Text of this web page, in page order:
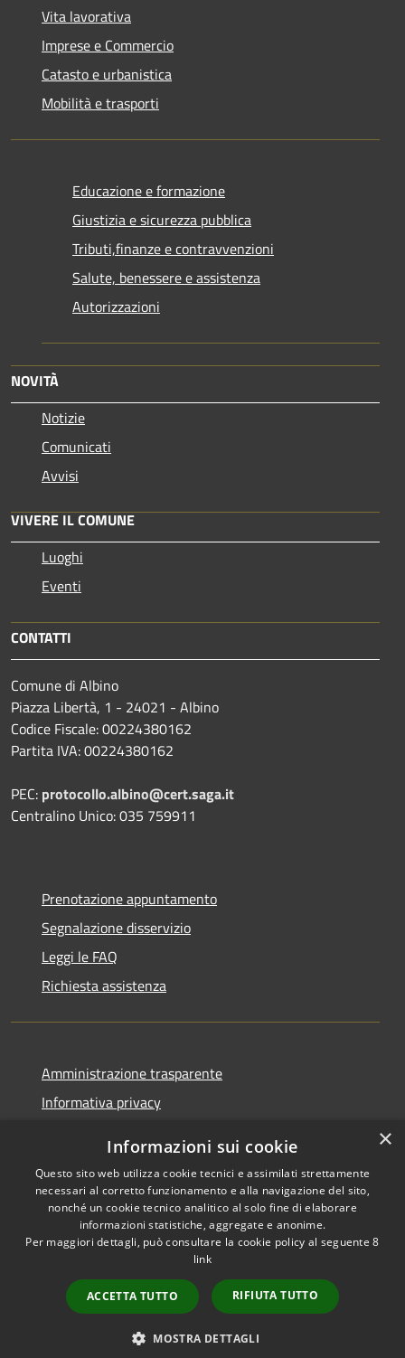
Vita lavorativa
Imprese e Commercio
Catasto e urbanistica
Mobilità e trasporti
Educazione e formazione
Giustizia e sicurezza pubblica
Tributi,finanze e contravvenzioni
Salute, benessere e assistenza
Autorizzazioni
NOVITÀ
Notizie
Comunicati
Avvisi
VIVERE IL COMUNE
Luoghi
Eventi
CONTATTI
Comune di Albino
Piazza Libertà, 1 - 24021 - Albino
Codice Fiscale: 00224380162
Partita IVA: 00224380162
PEC: protocollo.albino@cert.saga.it
Centralino Unico: 035 759911
Prenotazione appuntamento
Segnalazione disservizio
Leggi le FAQ
Richiesta assistenza
Amministrazione trasparente
Informativa privacy
Dichiarazione di accessibilità
RSS
Copyright © 2026 • Comune di
Municipium•
Accesso
redazione
×
Informazioni sui cookie
Questo sito web utilizza cookie tecnici e assimilati strettamente
necessari al corretto funzionamento e alla navigazione del sito,
nonché un cookie tecnico analitico al solo fine di elaborare
informazioni statistiche, aggregate e anonime.
Per maggiori dettagli, può consultare la cookie policy al seguente8
link
ACCETTA TUTTO RIFIUTA TUTTO
MOSTRA DETTAGLI